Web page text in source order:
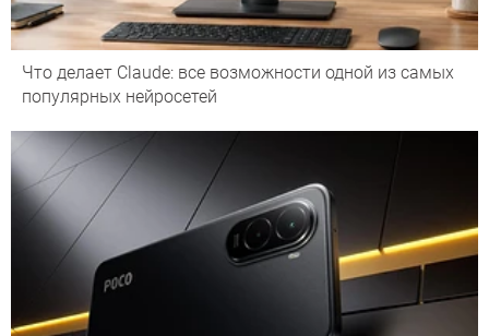
Что делает Сlaude: все возможности одной из самых
популярных нейросетей